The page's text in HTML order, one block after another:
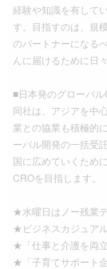
経験や知識を有して
す。目指すのは、規
のパートナーになる
んに届けるために日
■日本発のグローバ
同社は、アジアを中
業との協業も積極的
ーバル開発の一括受
国に広めていくため
CROを目指します。
★水曜日はノー残業
★ビジネスカジュア
★「仕事と介護を両
★「子育てサポート